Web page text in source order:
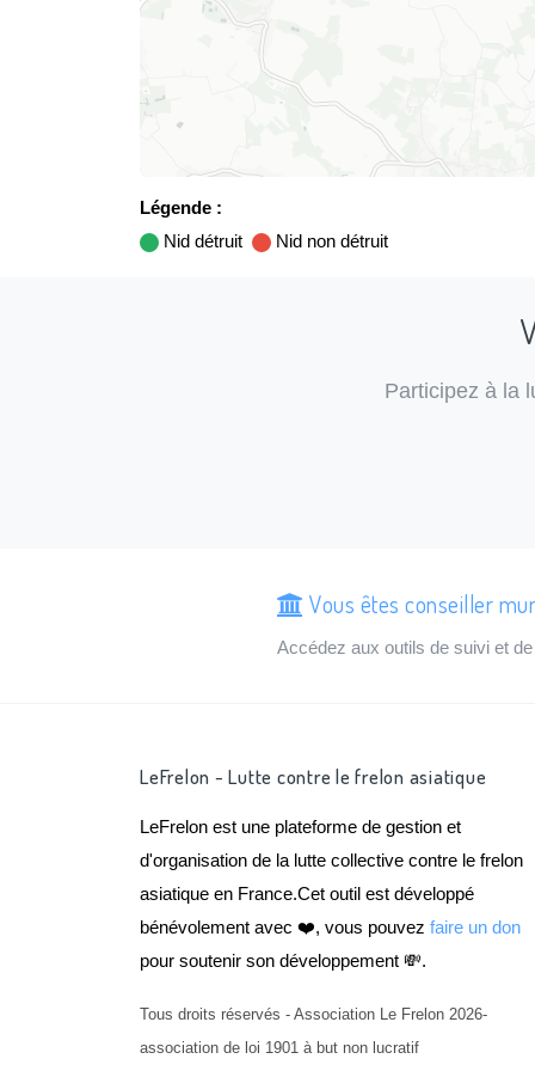
Légende :
Nid détruit
Nid non détruit
Participez à la
Vous êtes conseiller
Accédez aux outils de suivi et
LeFrelon - Lutte contre le frelon asiatique
LeFrelon est une plateforme de gestion et
d'organisation de la lutte collective contre le frelon
asiatique en France.Cet outil est développé
bénévolement avec ❤️, vous pouvez faire un don
pour soutenir son développement 💸.
Tous droits réservés - Association Le Frelon 2026-
association de loi 1901 à but non lucratif